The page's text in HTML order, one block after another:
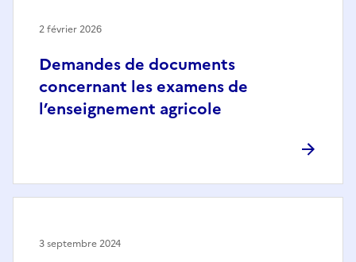
Demandes de documents
concernant les examens de
l’enseignement agricole
2 février 2026
3 septembre 2024